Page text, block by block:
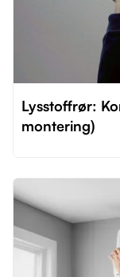
Lysstoffrør:
montering)